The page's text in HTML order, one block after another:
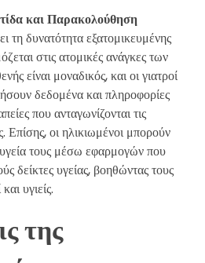
και Παρακολούθηση
τη δυνατότητα εξατομικευμένης
στις ατομικές ανάγκες των
είναι μοναδικός, και οι γιατροί
δεδομένα και πληροφορίες
που ανταγωνίζονται τις
Επίσης, οι ηλικιωμένοι μπορούν
τους μέσω εφαρμογών που
δείκτες υγείας, βοηθώντας τους
υγιείς.
της